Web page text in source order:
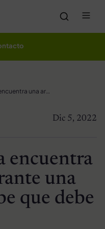
Gata rescatada encuentra una ardilla durante una tormenta y sabe que debe ayudarla
Dic 5, 2022
encuentra
una
que debe